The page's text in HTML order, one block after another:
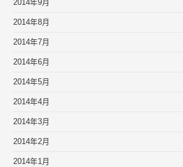
2014年9月
2014年8月
2014年7月
2014年6月
2014年5月
2014年4月
2014年3月
2014年2月
2014年1月